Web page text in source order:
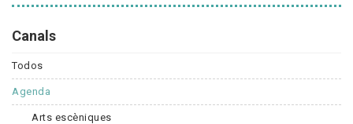
Canals
Todos
Agenda
Arts escèniques